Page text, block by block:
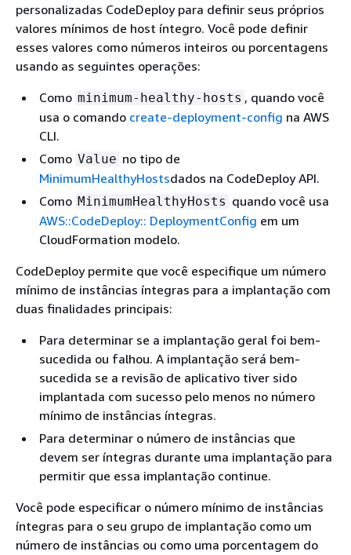
personalizadas CodeDeploy para definir seus próprios
valores mínimos de host íntegro. Você pode definir
esses valores como números inteiros ou porcentagens
usando as seguintes operações:
Como minimum-healthy-hosts , quando você
usa o comando create-deployment-config na AWS
CLI.
Como Value no tipo de
MinimumHealthyHostsdados na CodeDeploy API.
Como MinimumHealthyHosts quando você usa
AWS::CodeDeploy:: DeploymentConfig em um
CloudFormation modelo.
CodeDeploy permite que você especifique um número
mínimo de instâncias íntegras para a implantação com
duas finalidades principais:
Para determinar se a implantação geral foi bem-
sucedida ou falhou. A implantação será bem-
sucedida se a revisão de aplicativo tiver sido
implantada com sucesso pelo menos no número
mínimo de instâncias íntegras.
Para determinar o número de instâncias que
devem ser íntegras durante uma implantação para
permitir que essa implantação continue.
Você pode especificar o número mínimo de instâncias
íntegras para o seu grupo de implantação como um
número de instâncias ou como uma porcentagem do